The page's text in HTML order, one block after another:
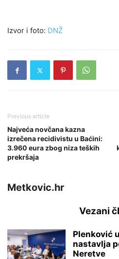
Izvor i foto: DNŽ
Previous article
Najveća novčana kazna
izrečena recidivistu u Baćini:
3.960 eura zbog niza teških
prekršaja
Metkovic.hr
Vezani
Plenković
nastavlja
Neretve